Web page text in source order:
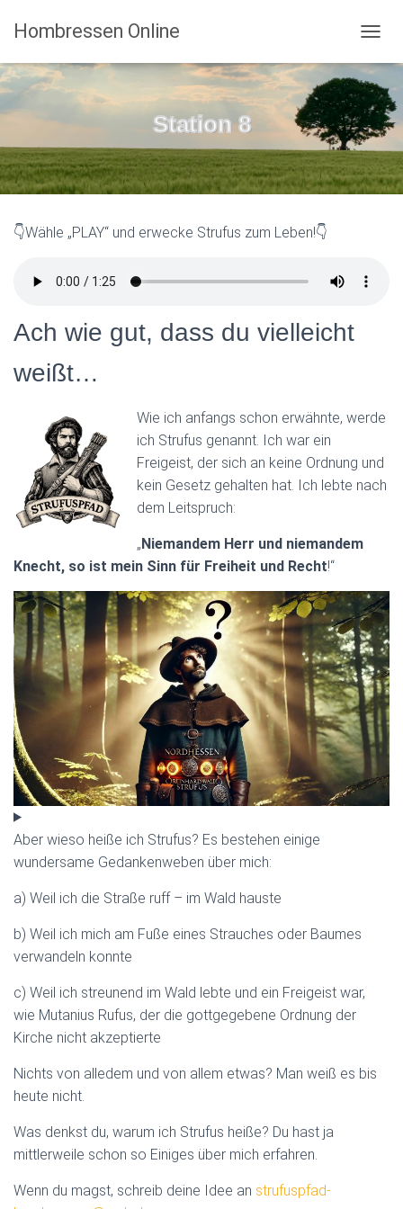
Hombressen Online
A
V
G
A
T
O
Station 8
👇Wähle „PLAY“ und erwecke Strufus zum Leben!👇
Ach wie gut, dass du vielleicht
weißt…
Wie ich anfangs schon erwähnte, werde
ich Strufus genannt. Ich war ein
Freigeist, der sich an keine Ordnung und
kein Gesetz gehalten hat. Ich lebte nach
dem Leitspruch:
„Niemandem Herr und niemandem
Knecht, so ist mein Sinn für Freiheit und Recht!“
Aber wieso heiße ich Strufus? Es bestehen einige
wundersame Gedankenweben über mich:
a) Weil ich die Straße ruff – im Wald hauste
b) Weil ich mich am Fuße eines Strauches oder Baumes
verwandeln konnte
c) Weil ich streunend im Wald lebte und ein Freigeist war,
wie Mutanius Rufus, der die gottgegebene Ordnung der
Kirche nicht akzeptierte
Nichts von alledem und von allem etwas? Man weiß es bis
heute nicht.
Was denkst du, warum ich Strufus heiße? Du hast ja
mittlerweile schon so Einiges über mich erfahren.
Wenn du magst, schreib deine Idee an strufuspfad-